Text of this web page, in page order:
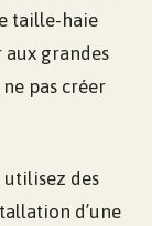
taille-haie
grandes
pas créer
des
d’une